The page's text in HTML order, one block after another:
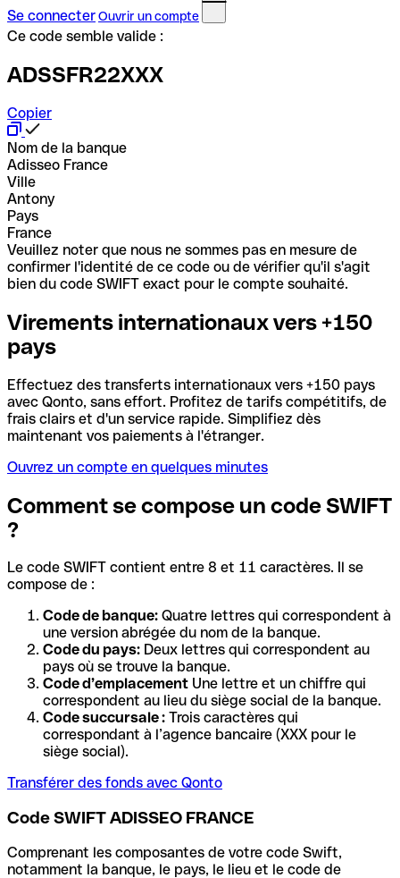
Se connecterOuvrir un compte
Ce code semble valide :
ADSSFR22XXX
Copier
Nom de la banque
Adisseo France
Ville
Antony
Pays
France
Veuillez noter que nous ne sommes pas en mesure de
confirmer l'identité de ce code ou de vérifier qu'il s'agit
bien du code SWIFT exact pour le compte souhaité.
Virements internationaux vers +150
pays
Effectuez des transferts internationaux vers +150 pays
avec Qonto, sans effort. Profitez de tarifs compétitifs, de
frais clairs et d'un service rapide. Simplifiez dès
maintenant vos paiements à l'étranger.
Ouvrez un compte en quelques minutes
Comment se compose un code SWIFT
?
Le code SWIFT contient entre 8 et 11 caractères. Il se
compose de :
Code de banque: Quatre lettres qui correspondent à
une version abrégée du nom de la banque.
Code du pays: Deux lettres qui correspondent au
pays où se trouve la banque.
Code d’emplacement Une lettre et un chiffre qui
correspondent au lieu du siège social de la banque.
Code succursale : Trois caractères qui
correspondant à l’agence bancaire (XXX pour le
siège social).
Transférer des fonds avec Qonto
Code SWIFT ADISSEO FRANCE
Comprenant les composantes de votre code Swift,
notamment la banque, le pays, le lieu et le code de